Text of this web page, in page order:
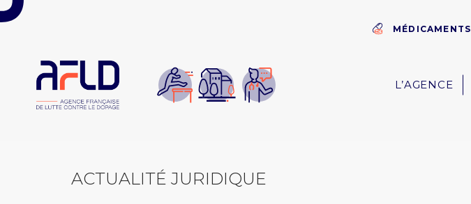
Panneau de gestion des cookies
MÉDICAMENTS
L’AGENCE
ACTUALITÉ JURIDIQUE